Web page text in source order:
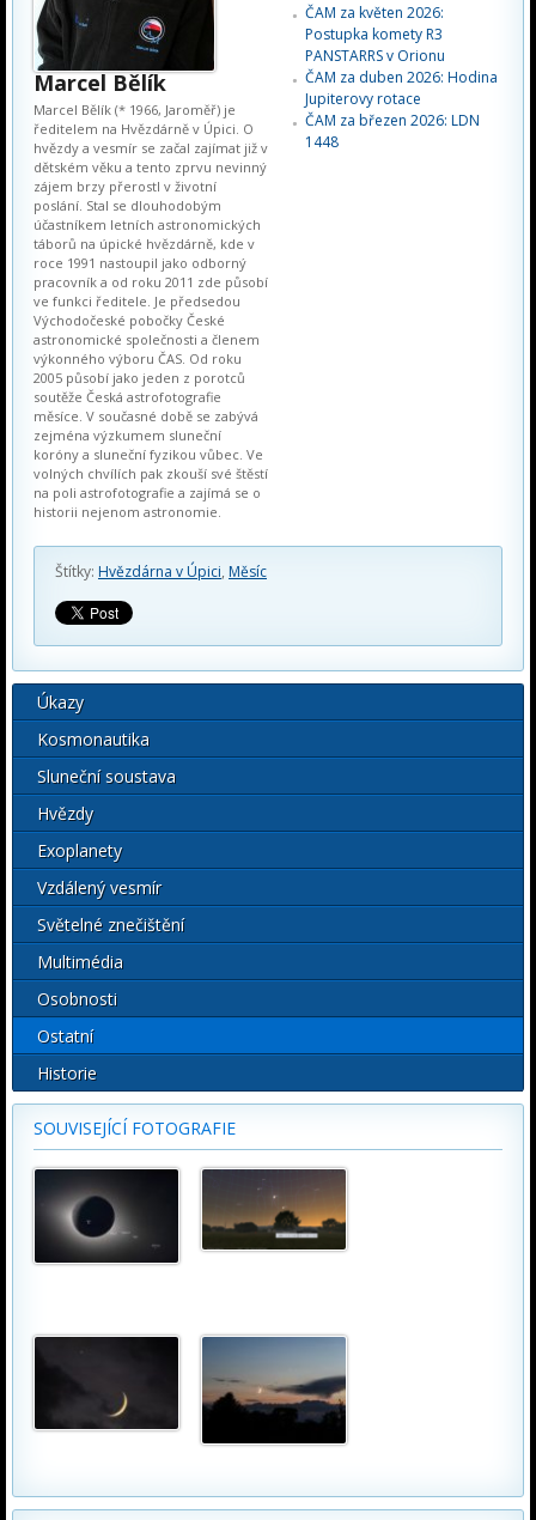
Marcel Bělík
Marcel Bělík (* 1966, Jaroměř) je
ředitelem na Hvězdárně v Úpici. O
hvězdy a vesmír se začal zajímat již v
dětském věku a tento zprvu nevinný
zájem brzy přerostl v životní
poslání. Stal se dlouhodobým
účastníkem letních astronomických
táborů na úpické hvězdárně, kde v
roce 1991 nastoupil jako odborný
pracovník a od roku 2011 zde působí
ve funkci ředitele. Je předsedou
Východočeské pobočky České
astronomické společnosti a členem
výkonného výboru ČAS. Od roku
2005 působí jako jeden z porotců
soutěže Česká astrofotografie
měsíce. V současné době se zabývá
zejména výzkumem sluneční
koróny a sluneční fyzikou vůbec. Ve
volných chvílích pak zkouší své štěstí
na poli astrofotografie a zajímá se o
historii nejenom astronomie.
ČAM za květen 2026:
Postupka komety R3
PANSTARRS v Orionu
ČAM za duben 2026: Hodina
Jupiterovy rotace
ČAM za březen 2026: LDN
1448
Štítky: Hvězdárna v Úpici, Měsíc
Úkazy
Kosmonautika
Sluneční soustava
Hvězdy
Exoplanety
Vzdálený vesmír
Světelné znečištění
Multimédia
Osobnosti
Ostatní
Historie
SOUVISEJÍCÍ FOTOGRAFIE